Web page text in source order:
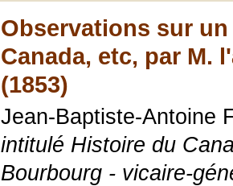
Observations sur
Canada, etc, par M.
(1853)
Jean-Baptiste-Antoine
intitulé Histoire du
Bourbourg - vicaire-